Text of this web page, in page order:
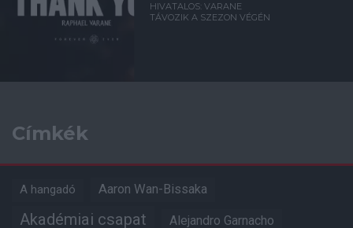
HIVATALOS: VARANE
TÁVOZIK A SZEZON VÉGÉN
Címkék
A hangadó Aaron Wan-Bissaka
Akadémiai csapat Alejandro Garnacho